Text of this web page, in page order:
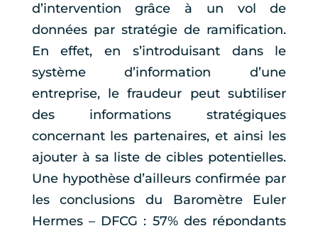
d’intervention grâce à un vol de
données par stratégie de ramification.
En effet, en s’introduisant dans le
système d’information d’une
entreprise, le fraudeur peut subtiliser
des informations stratégiques
concernant les partenaires, et ainsi les
ajouter à sa liste de cibles potentielles.
Une hypothèse d’ailleurs confirmée par
les conclusions du Baromètre Euler
Hermes – DFCG : 57% des répondants